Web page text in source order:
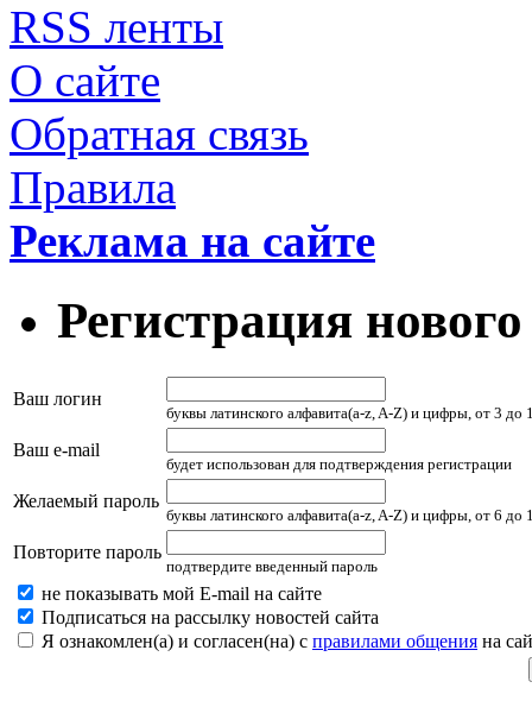
RSS ленты
О сайте
Обратная связь
Правила
Реклама на сайте
Регистрация
Ваш логин
буквы латинского алфавита(a-z, A-Z) и цифры, от 3 до
Ваш e-mail
будет использован для подтверждения регистрации
Желаемый пароль
буквы латинского алфавита(a-z, A-Z) и цифры, от 6 до
Повторите пароль
подтвердите введенный пароль
не показывать мой E-mail на сайте
Подписаться на рассылку новостей сайта
Я ознакомлен(а) и согласен(на) с правилами общения на